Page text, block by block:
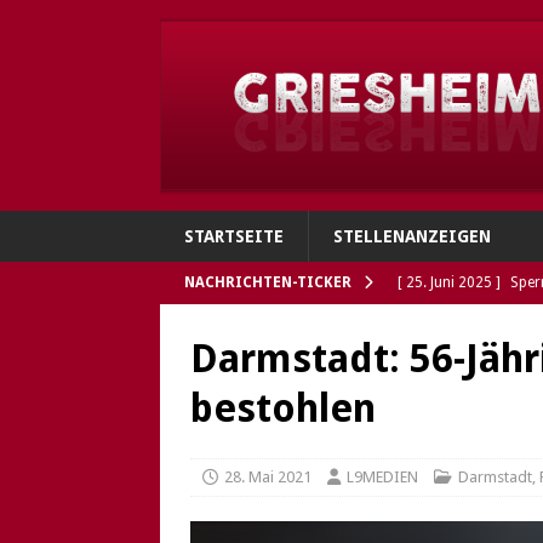
STARTSEITE STELLENANZEIGEN
NACHRICHTEN-TICKER [ 25. Juni 2025 ]
[ 4. Juni 2025 ]
[ 5. Mai 2025 ] Die
Darmstadt: 56-
bestohlen
28. Mai 2021 L9MEDIEN Darmstadt,